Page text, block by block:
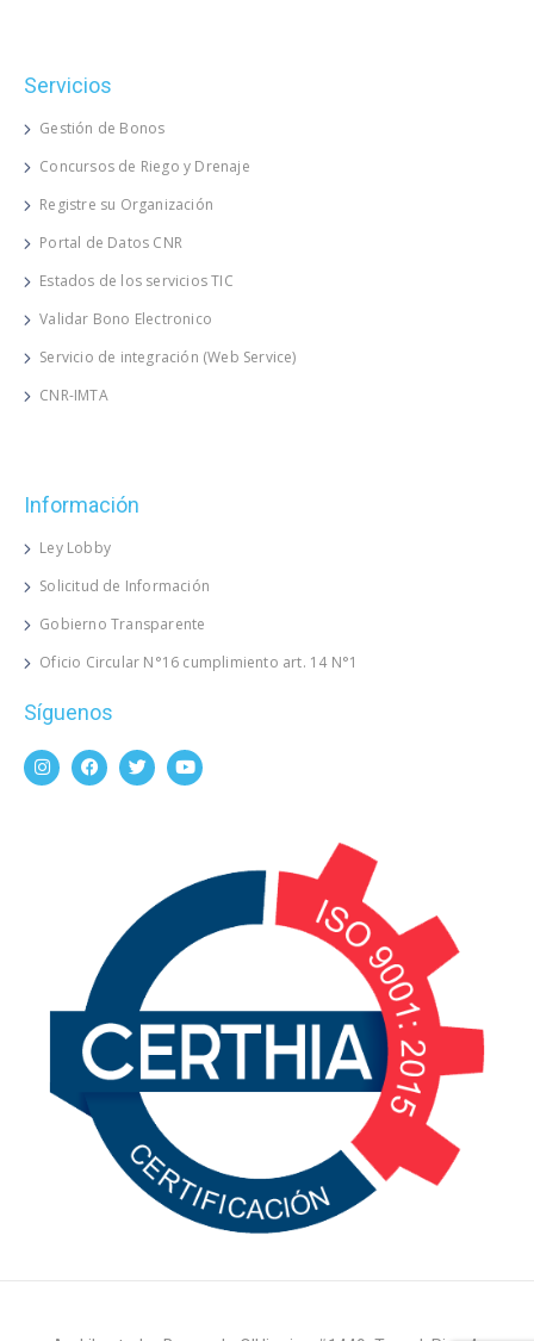
Servicios
Gestión de Bonos
Concursos de Riego y Drenaje
Registre su Organización
Portal de Datos CNR
Estados de los servicios TIC
Validar Bono Electronico
Servicio de integración (Web Service)
CNR-IMTA
Información
Ley Lobby
Solicitud de Información
Gobierno Transparente
Oficio Circular N°16 cumplimiento art. 14 N°1
Síguenos